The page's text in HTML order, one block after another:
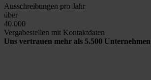
Ausschreibungen pro Jahr
über
40.000
Vergabestellen mit Kontaktdaten
Uns vertrauen mehr als 5.500 Unternehmen